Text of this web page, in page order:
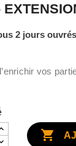
2 jours ouvrés
vos
